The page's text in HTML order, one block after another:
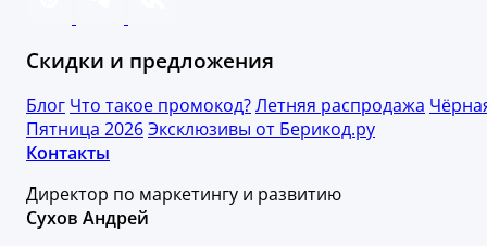
Скидки и предложения
Блог Что такое промокод?Летняя распродажа
Пятница 2026Эксклюзивы от Берикод.ру
Контакты
Директор по маркетингу и развитию
Сухов Андрей